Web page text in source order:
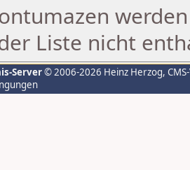
Liste nicht
Server© 2006-2026 Heinz Herzog,